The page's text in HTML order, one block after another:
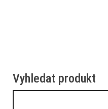
Vyhledat produkt